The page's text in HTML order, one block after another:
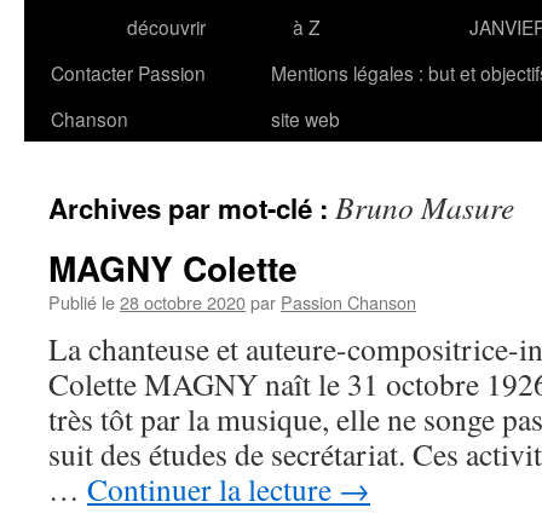
découvrir
à Z
Contacter Passion
Chanson
Mentions légales : but et
site web
Archives par mot-clé : Bruno Masure
MAGNY Colette
Publié le28 octobre 2020par Passion Chanson
La chanteuse et auteure-compositrice-
Colette MAGNY naît le 31 octobre
très tôt par la musique, elle ne songe
suit des études de secrétariat. Ces
… Continuer la lecture →